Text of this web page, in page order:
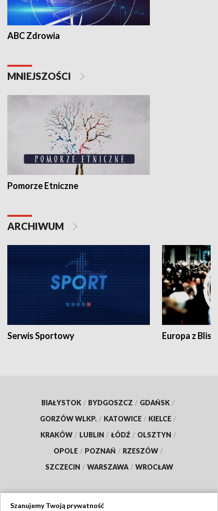
ABC Zdrowia
MNIEJSZOŚCI
Pomorze Etniczne
ARCHIWUM
Serwis Sportowy Europa z
BIAŁYSTOK / BYDGOSZCZ / GDAŃSK /
GORZÓW WLKP. / KATOWICE / KIELCE /
KRAKÓW / LUBLIN / ŁÓDŹ / OLSZTYN /
OPOLE / POZNAŃ / RZESZÓW /
SZCZECIN / WARSZAWA / WROCŁAW
Szanujemy Twoją prywatność